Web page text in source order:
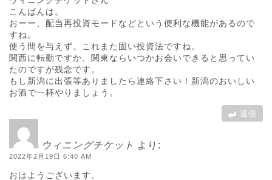
こんばんは。
おーー、配当再投資モードなどという便利な機能があるので
すね。
使う間を与えず。これまた固い投資法ですね。
関西に転勤ですか、関東ならいつかお会いできると思ってい
たのですが残念です。
もし新潟に出張等ありましたら連絡下さい！新潟のおいしい
お酒で一杯やりましょう。
返信
ウィニングチケット より:
2022年2月19日 6:40 AM
おはようございます。